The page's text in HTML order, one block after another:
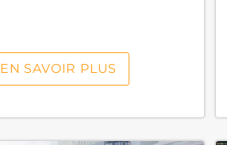
EN SAVOIR PLUS